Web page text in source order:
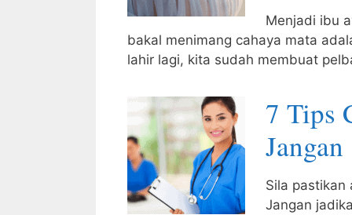
Menjadi ibu
bakal menimang cahaya mata
lahir lagi, kita sudah membuat
7 Tips
Jangan
Sila pastikan
Jangan